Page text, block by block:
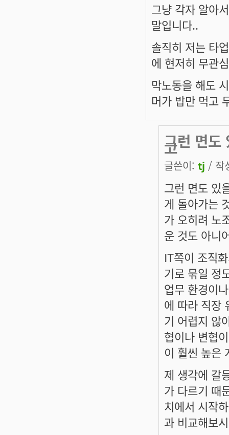
그냥 각자 알아
말입니다..
솔직히 저는 타
에 현저히 무관
막노동을 해도
머가 밥만 먹고
그런 면도
고
글쓴이: tj / 작
그런 면도 있
게 돌아가는
가 오히려 노
운 것도 아니
IT쪽이 조직
기로 묶일 정
업무 환경이
에 따라 직장
기 어렵지 않
협이나 변협
이 훨씬 높은
제 생각에 갈
가 다르기 때
치에서 시작
과 비교해보